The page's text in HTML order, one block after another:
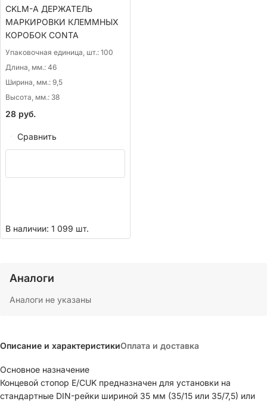
CKLM-A ДЕРЖАТЕЛЬ
МАРКИРОВКИ КЛЕММНЫХ
КОРОБОК CONTA
Упаковочная единица, шт.: 100
Длина, мм.: 46
Ширина, мм.: 9,5
Высота, мм.: 38
28 руб.
Сравнить
В наличии: 1 099 шт.
Аналоги
Аналоги не указаны
Описание и характеристикиОплата и доставка
Основное назначение
Концевой стопор E/CUK предназначен для установки на
стандартные DIN-рейки шириной 35 мм (35/15 или 35/7,5) или